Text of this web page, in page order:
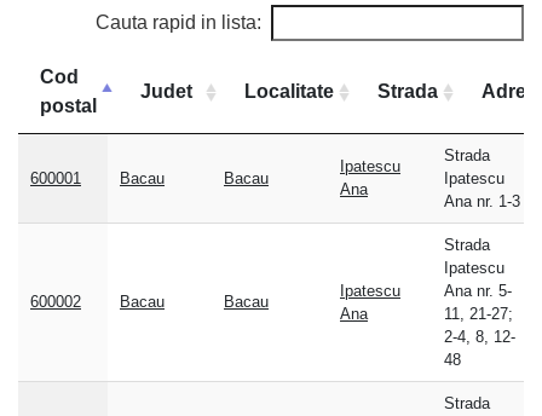
Cauta rapid in lista:
Cod
postal
Judet Localitate Strada
postal
Adresa
600001
Bacau Bacau
Ipatescu
Ana
Strada
Ipatescu
Ana nr. 1-3
600002 Bacau Bacau
Ipatescu
Ana
Strada
Ipatescu
Ana nr. 5-
11, 21-27;
2-4, 8, 12-
48
Strada